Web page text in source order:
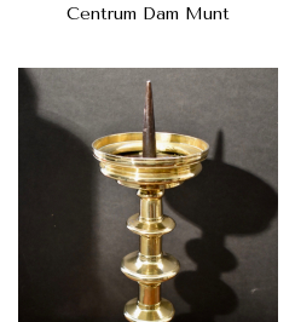
Centrum Dam Munt